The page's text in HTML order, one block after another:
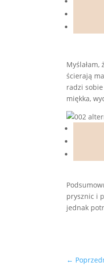
Myślałam,
ścierają
radzi
miękka,
prysznic i
jednak
←